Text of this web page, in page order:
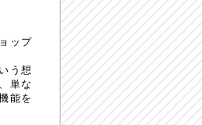
ップ
う想
単な
能を